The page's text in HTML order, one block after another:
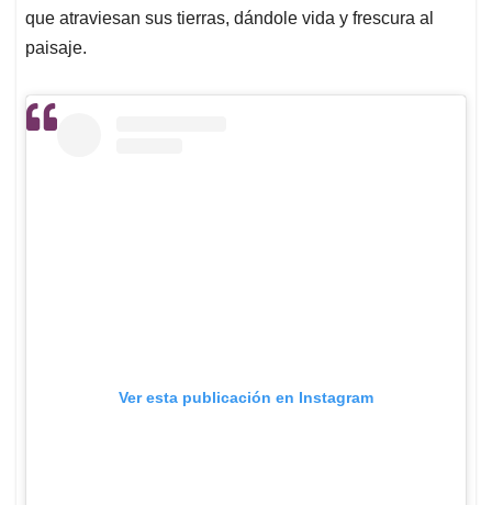
que atraviesan sus tierras, dándole vida y frescura al
paisaje.
Ver esta publicación en Instagram